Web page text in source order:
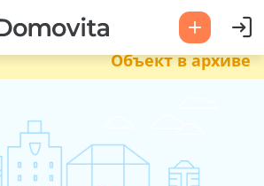
Объект в архиве